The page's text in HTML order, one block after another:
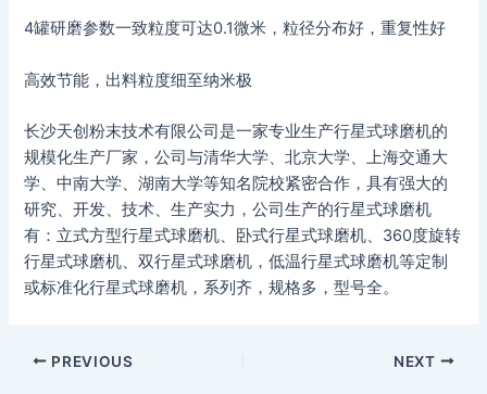
4罐研磨参数一致粒度可达0.1微米，粒径分布好，重复性好
高效节能，出料粒度细至纳米极
长沙天创粉末技术有限公司是一家专业生产行星式球磨机的
规模化生产厂家，公司与清华大学、北京大学、上海交通大
学、中南大学、湖南大学等知名院校紧密合作，具有强大的
研究、开发、技术、生产实力，公司生产的行星式球磨机
有：立式方型行星式球磨机、卧式行星式球磨机、360度旋转
行星式球磨机、双行星式球磨机，低温行星式球磨机等定制
或标准化行星式球磨机，系列齐，规格多，型号全。
PREVIOUS NEXT